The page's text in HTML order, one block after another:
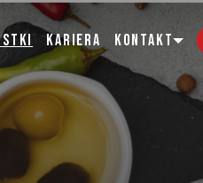
Kariera Kontakt